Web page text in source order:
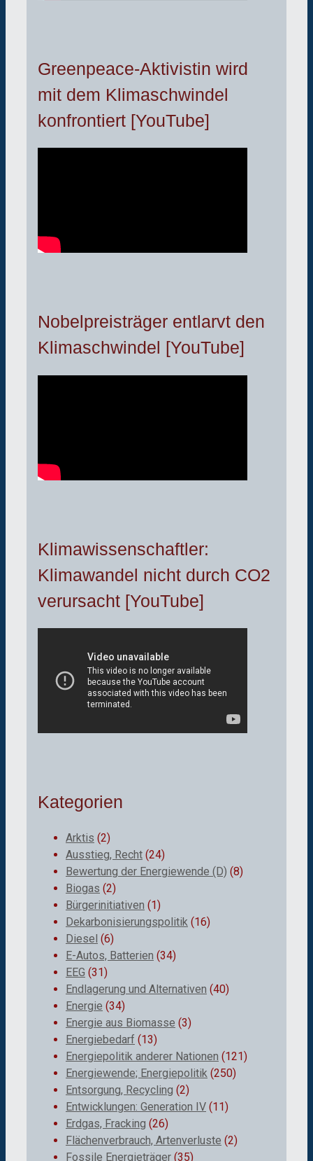
Greenpeace-Aktivistin wird
mit dem Klimaschwindel
konfrontiert [YouTube]
Nobelpreisträger entlarvt den
Klimaschwindel [YouTube]
Klimawissenschaftler:
Klimawandel nicht durch CO2
verursacht [YouTube]
Kategorien
Arktis (2)
Ausstieg, Recht (24)
Bewertung der Energiewende (D) (8)
Biogas (2)
Bürgerinitiativen (1)
Dekarbonisierungspolitik (16)
Diesel (6)
E-Autos, Batterien (34)
EEG (31)
Endlagerung und Alternativen (40)
Energie (34)
Energie aus Biomasse (3)
Energiebedarf (13)
Energiepolitik anderer Nationen (121)
Energiewende; Energiepolitik (250)
Entsorgung, Recycling (2)
Entwicklungen: Generation IV (11)
Erdgas, Fracking (26)
Flächenverbrauch, Artenverluste (2)
Fossile Energieträger (35)